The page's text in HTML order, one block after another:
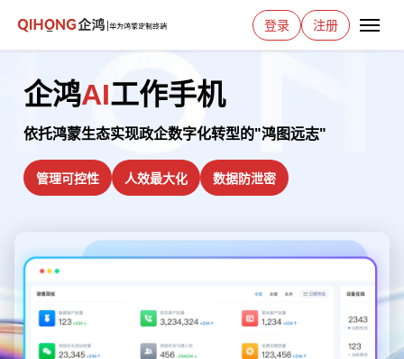
登录 注册
企鸿AI工作手机
依托鸿蒙生态实现政企数字化转型的"鸿图远志"
管理可控性 人效最大化 数据防泄密